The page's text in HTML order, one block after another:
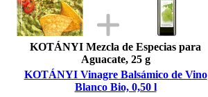
KOTÁNYI Mezcla de Especias para
Aguacate, 25 g
KOTÁNYI Vinagre Balsámico de Vino
Blanco Bio, 0,50 l